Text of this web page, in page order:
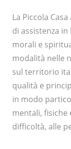
La Piccola
di assistenza
morali e
modalità nelle
sul territorio
qualità e
in modo
mentali, fisiche
difficoltà, alle